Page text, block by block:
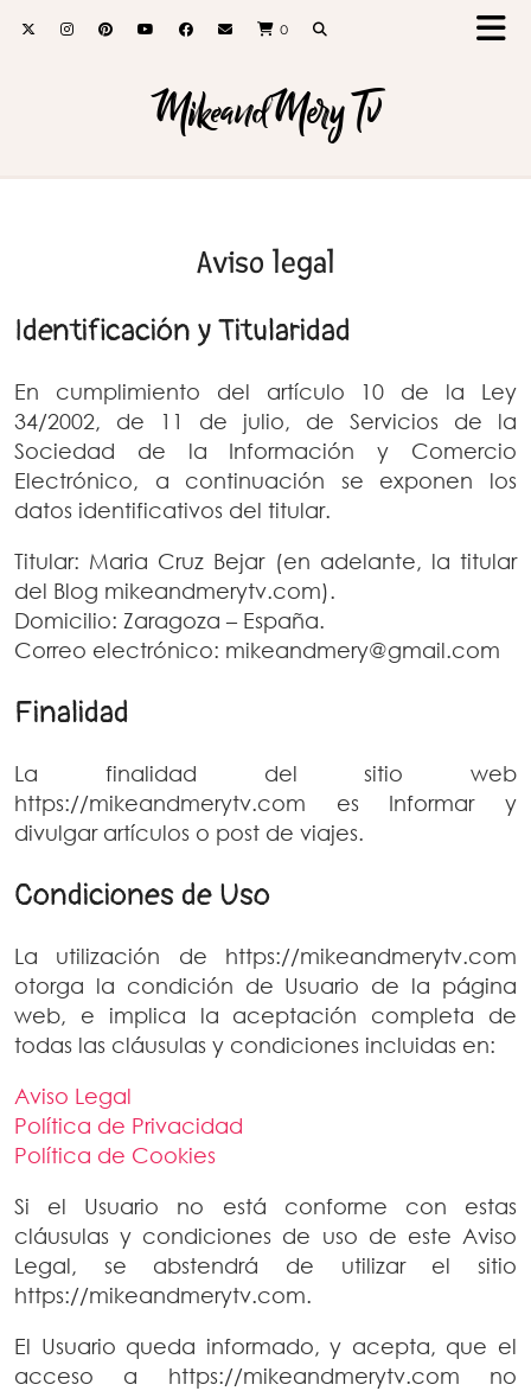
0
MikeandMery Tv
Aviso legal
Identificación y Titularidad
En cumplimiento del artículo 10 de la Ley
34/2002, de 11 de julio, de Servicios de la
Sociedad de la Información y Comercio
Electrónico, a continuación se exponen los
datos identificativos del titular.
Titular: Maria Cruz Bejar (en adelante, la titular
del Blog mikeandmerytv.com).
Domicilio: Zaragoza – España.
Correo electrónico: mikeandmery@gmail.com
Finalidad
La finalidad del sitio web
https://mikeandmerytv.com es Informar y
divulgar artículos o post de viajes.
Condiciones de Uso
La utilización de https://mikeandmerytv.com
otorga la condición de Usuario de la página
web, e implica la aceptación completa de
todas las cláusulas y condiciones incluidas en:
Aviso Legal
Política de Privacidad
Política de Cookies
Si el Usuario no está conforme con estas
cláusulas y condiciones de uso de este Aviso
Legal, se abstendrá de utilizar el sitio
https://mikeandmerytv.com.
El Usuario queda informado, y acepta, que el
acceso a https://mikeandmerytv.com no